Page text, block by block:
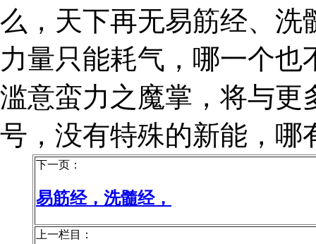
么，天下再无易筋经、洗
力量只能耗气，哪一个
滥意蛮力之魔掌，将与更
号，没有特殊的新能，哪
下一页：
易筋经，洗髓经，
上一栏目：